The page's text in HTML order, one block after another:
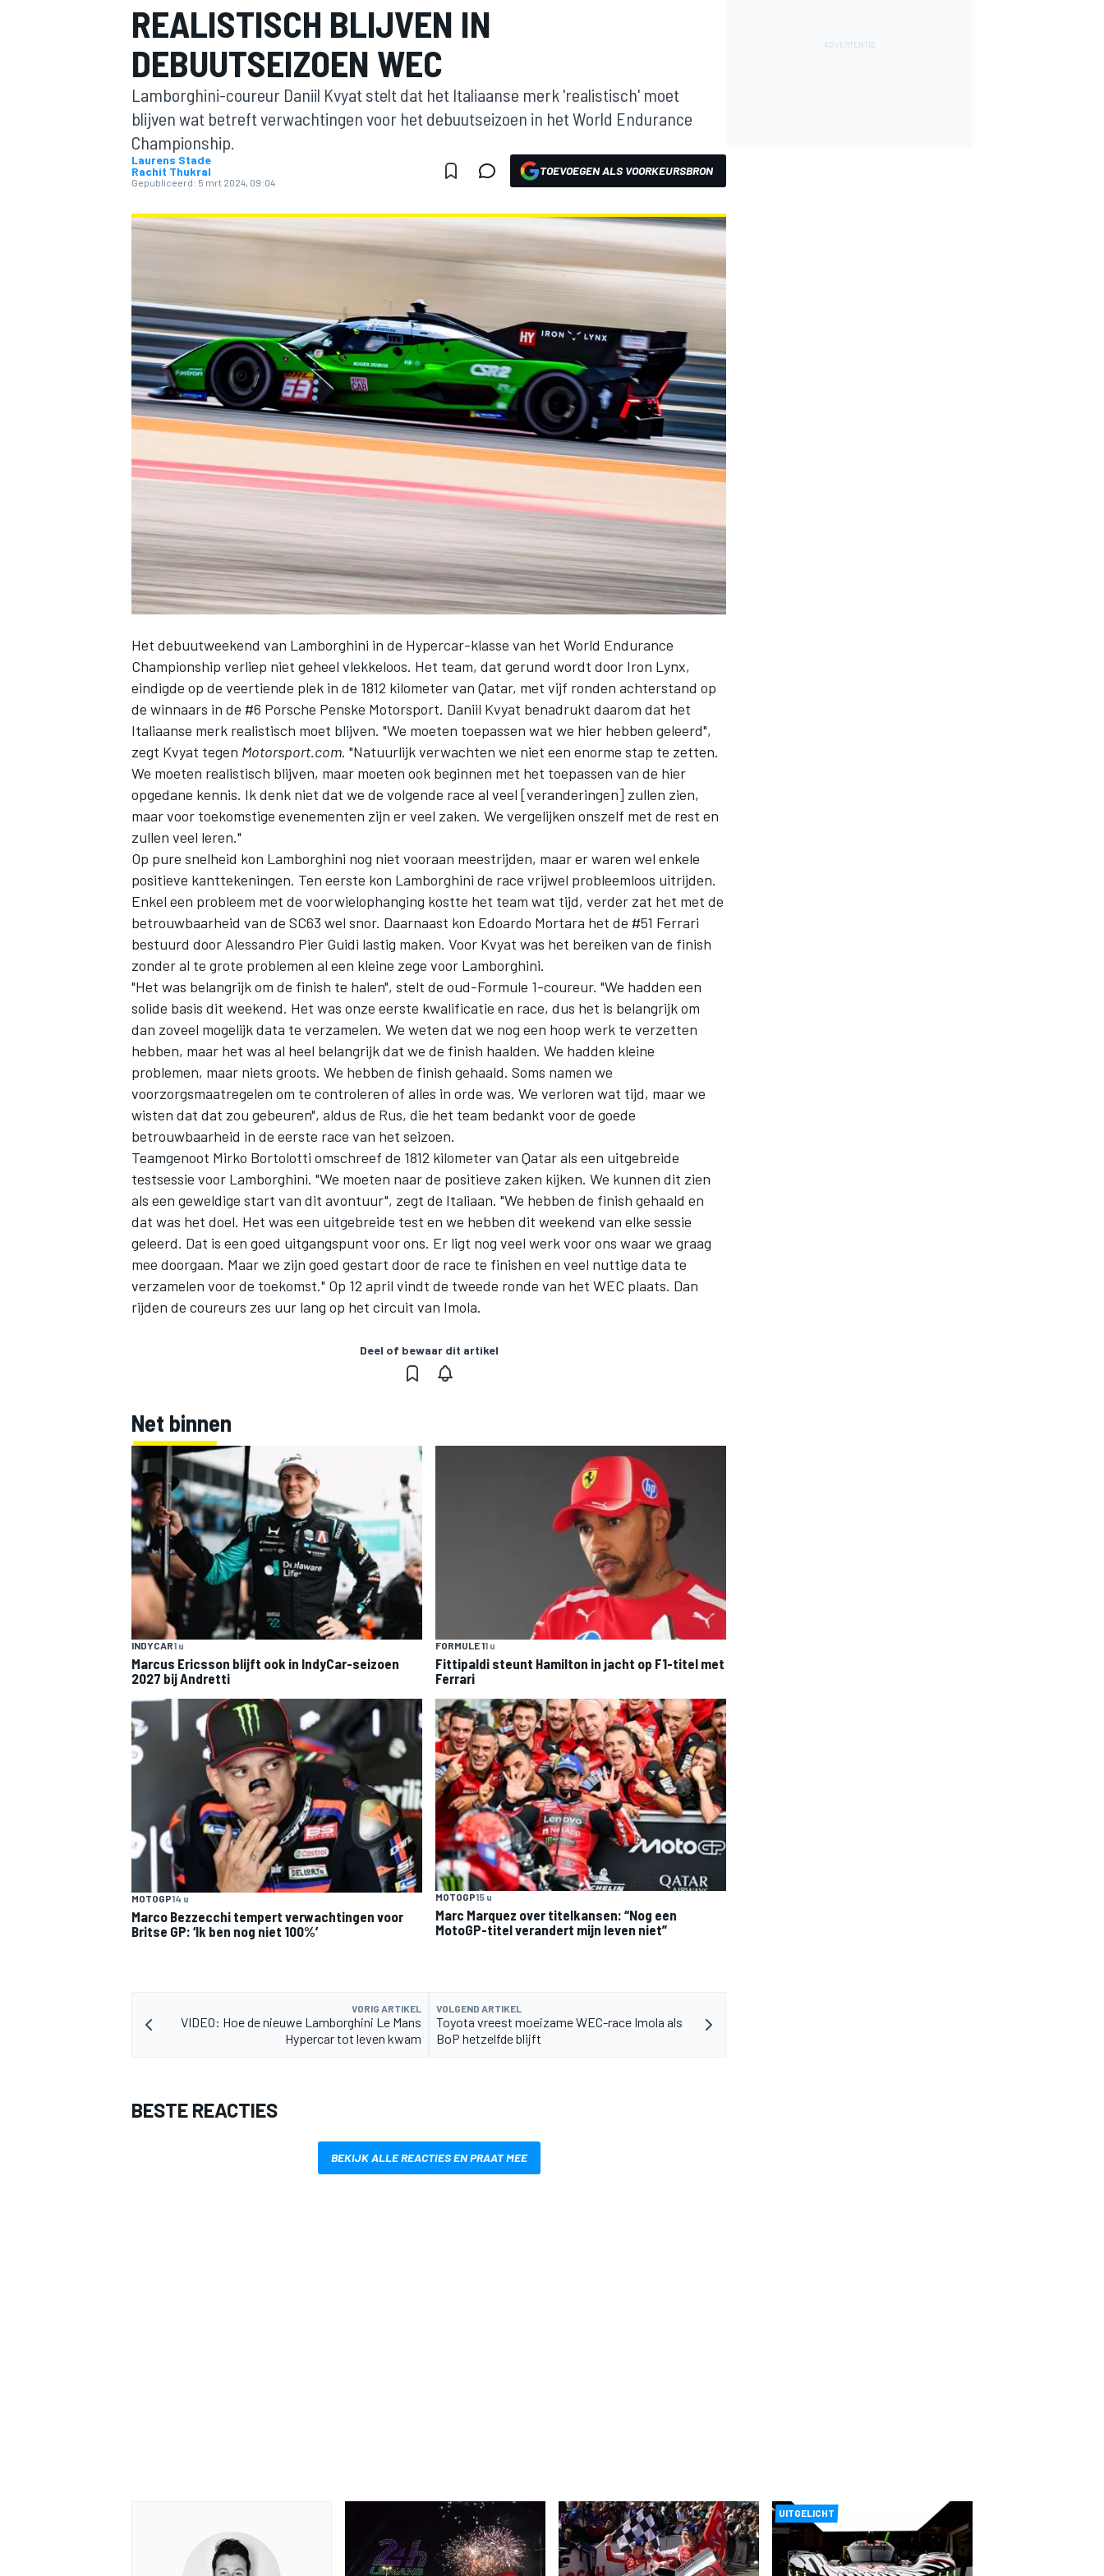
MOTOGP
INDYCAR
WEC DTM
REALISTISCH BLIJVEN IN
DEBUUTSEIZOEN WEC
Lamborghini-coureur Daniil Kvyat stelt dat het Italiaanse merk 'realistisch' moet
blijven wat betreft verwachtingen voor het debuutseizoen in het World Endurance
Championship.
Laurens Stade
Rachit Thukral
Gepubliceerd: 5 mrt 2024, 09:04
TOEVOEGEN ALS VOORKEURSBRON
Het debuutweekend van Lamborghini in de Hypercar-klasse van het World Endurance
Championship verliep niet geheel vlekkeloos. Het team, dat gerund wordt door Iron Lynx,
eindigde op de veertiende plek in de 1812 kilometer van Qatar, met vijf ronden achterstand op
de winnaars in de #6 Porsche Penske Motorsport. Daniil Kvyat benadrukt daarom dat het
Italiaanse merk realistisch moet blijven. "We moeten toepassen wat we hier hebben geleerd",
zegt Kvyat tegen Motorsport.com. "Natuurlijk verwachten we niet een enorme stap te zetten.
We moeten realistisch blijven, maar moeten ook beginnen met het toepassen van de hier
opgedane kennis. Ik denk niet dat we de volgende race al veel [veranderingen] zullen zien,
maar voor toekomstige evenementen zijn er veel zaken. We vergelijken onszelf met de rest en
zullen veel leren."
Op pure snelheid kon Lamborghini nog niet vooraan meestrijden, maar er waren wel enkele
positieve kanttekeningen. Ten eerste kon Lamborghini de race vrijwel probleemloos uitrijden.
Enkel een probleem met de voorwielophanging kostte het team wat tijd, verder zat het met de
betrouwbaarheid van de SC63 wel snor. Daarnaast kon Edoardo Mortara het de #51 Ferrari
bestuurd door Alessandro Pier Guidi lastig maken. Voor Kvyat was het bereiken van de finish
zonder al te grote problemen al een kleine zege voor Lamborghini.
"Het was belangrijk om de finish te halen", stelt de oud-Formule 1-coureur. "We hadden een
solide basis dit weekend. Het was onze eerste kwalificatie en race, dus het is belangrijk om
dan zoveel mogelijk data te verzamelen. We weten dat we nog een hoop werk te verzetten
hebben, maar het was al heel belangrijk dat we de finish haalden. We hadden kleine
problemen, maar niets groots. We hebben de finish gehaald. Soms namen we
voorzorgsmaatregelen om te controleren of alles in orde was. We verloren wat tijd, maar we
wisten dat dat zou gebeuren", aldus de Rus, die het team bedankt voor de goede
betrouwbaarheid in de eerste race van het seizoen.
Teamgenoot Mirko Bortolotti omschreef de 1812 kilometer van Qatar als een uitgebreide
testsessie voor Lamborghini. "We moeten naar de positieve zaken kijken. We kunnen dit zien
als een geweldige start van dit avontuur", zegt de Italiaan. "We hebben de finish gehaald en
dat was het doel. Het was een uitgebreide test en we hebben dit weekend van elke sessie
geleerd. Dat is een goed uitgangspunt voor ons. Er ligt nog veel werk voor ons waar we graag
mee doorgaan. Maar we zijn goed gestart door de race te finishen en veel nuttige data te
verzamelen voor de toekomst." Op 12 april vindt de tweede ronde van het WEC plaats. Dan
rijden de coureurs zes uur lang op het circuit van Imola.
Deel of bewaar dit artikel
Net binnen
INDYCAR1 u
Marcus Ericsson blijft ook in IndyCar-seizoen
2027 bij Andretti
FORMULE 11 u
Fittipaldi steunt Hamilton in jacht op F1-titel met
Ferrari
MOTOGP14 u
Marco Bezzecchi tempert verwachtingen voor
Britse GP: ‘Ik ben nog niet 100%’
MOTOGP15 u
Marc Marquez over titelkansen: “Nog een
MotoGP-titel verandert mijn leven niet”
VORIG ARTIKEL
VIDEO: Hoe de nieuwe Lamborghini Le Mans
Hypercar tot leven kwam
VOLGEND ARTIKEL
Toyota vreest moeizame WEC-race Imola als
BoP hetzelfde blijft
BESTE REACTIES
BEKIJK ALLE REACTIES EN PRAAT MEE
UITGELICHT